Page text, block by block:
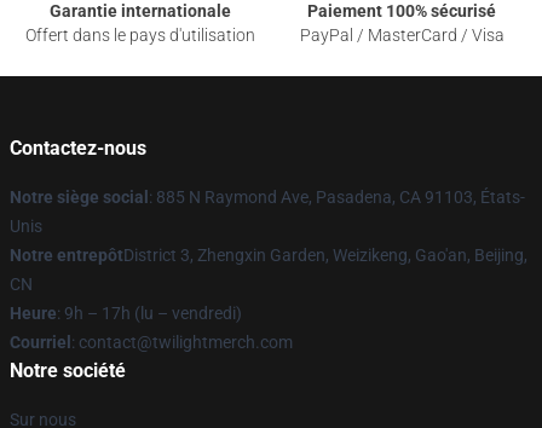
Garantie internationale
Offert dans le pays d'utilisation
Paiement 100% sécurisé
PayPal / MasterCard / Visa
Contactez-nous
Notre siège social : 885 N Raymond Ave, Pasadena, CA 91103, États-
Unis
Notre entrepôtDistrict 3, Zhengxin Garden, Weizikeng, Gao'an, Beijing,
CN
Heure: 9h – 17h (lu – vendredi)
Courriel : contact@twilightmerch.com
Notre société
Sur nous